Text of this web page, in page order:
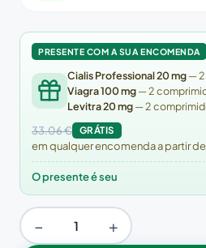
PRESENTE COM A SUA ENCOMENDA
Cialis Professional 20 mg—
Viagra 100 mg— 2
Levitra 20 mg— 2
33.06 € GRÁTIS
em qualquer encomenda a partir
O presente é seu
− +